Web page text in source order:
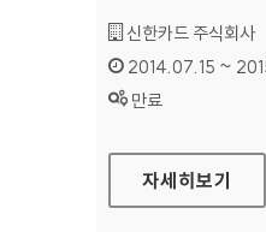
기관명 :
신한카드 주식회사
인증기간 :
2014.07.15 ~
상태 :
만료
신한카드 탑스
자세히보기